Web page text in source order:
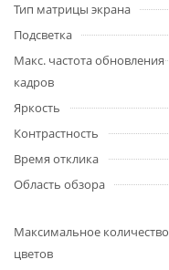
Тип матрицы экрана
Подсветка
Макс. частота обновления
кадров
Яркость
Контрастность
Время отклика
Область обзора
Максимальное количество
цветов